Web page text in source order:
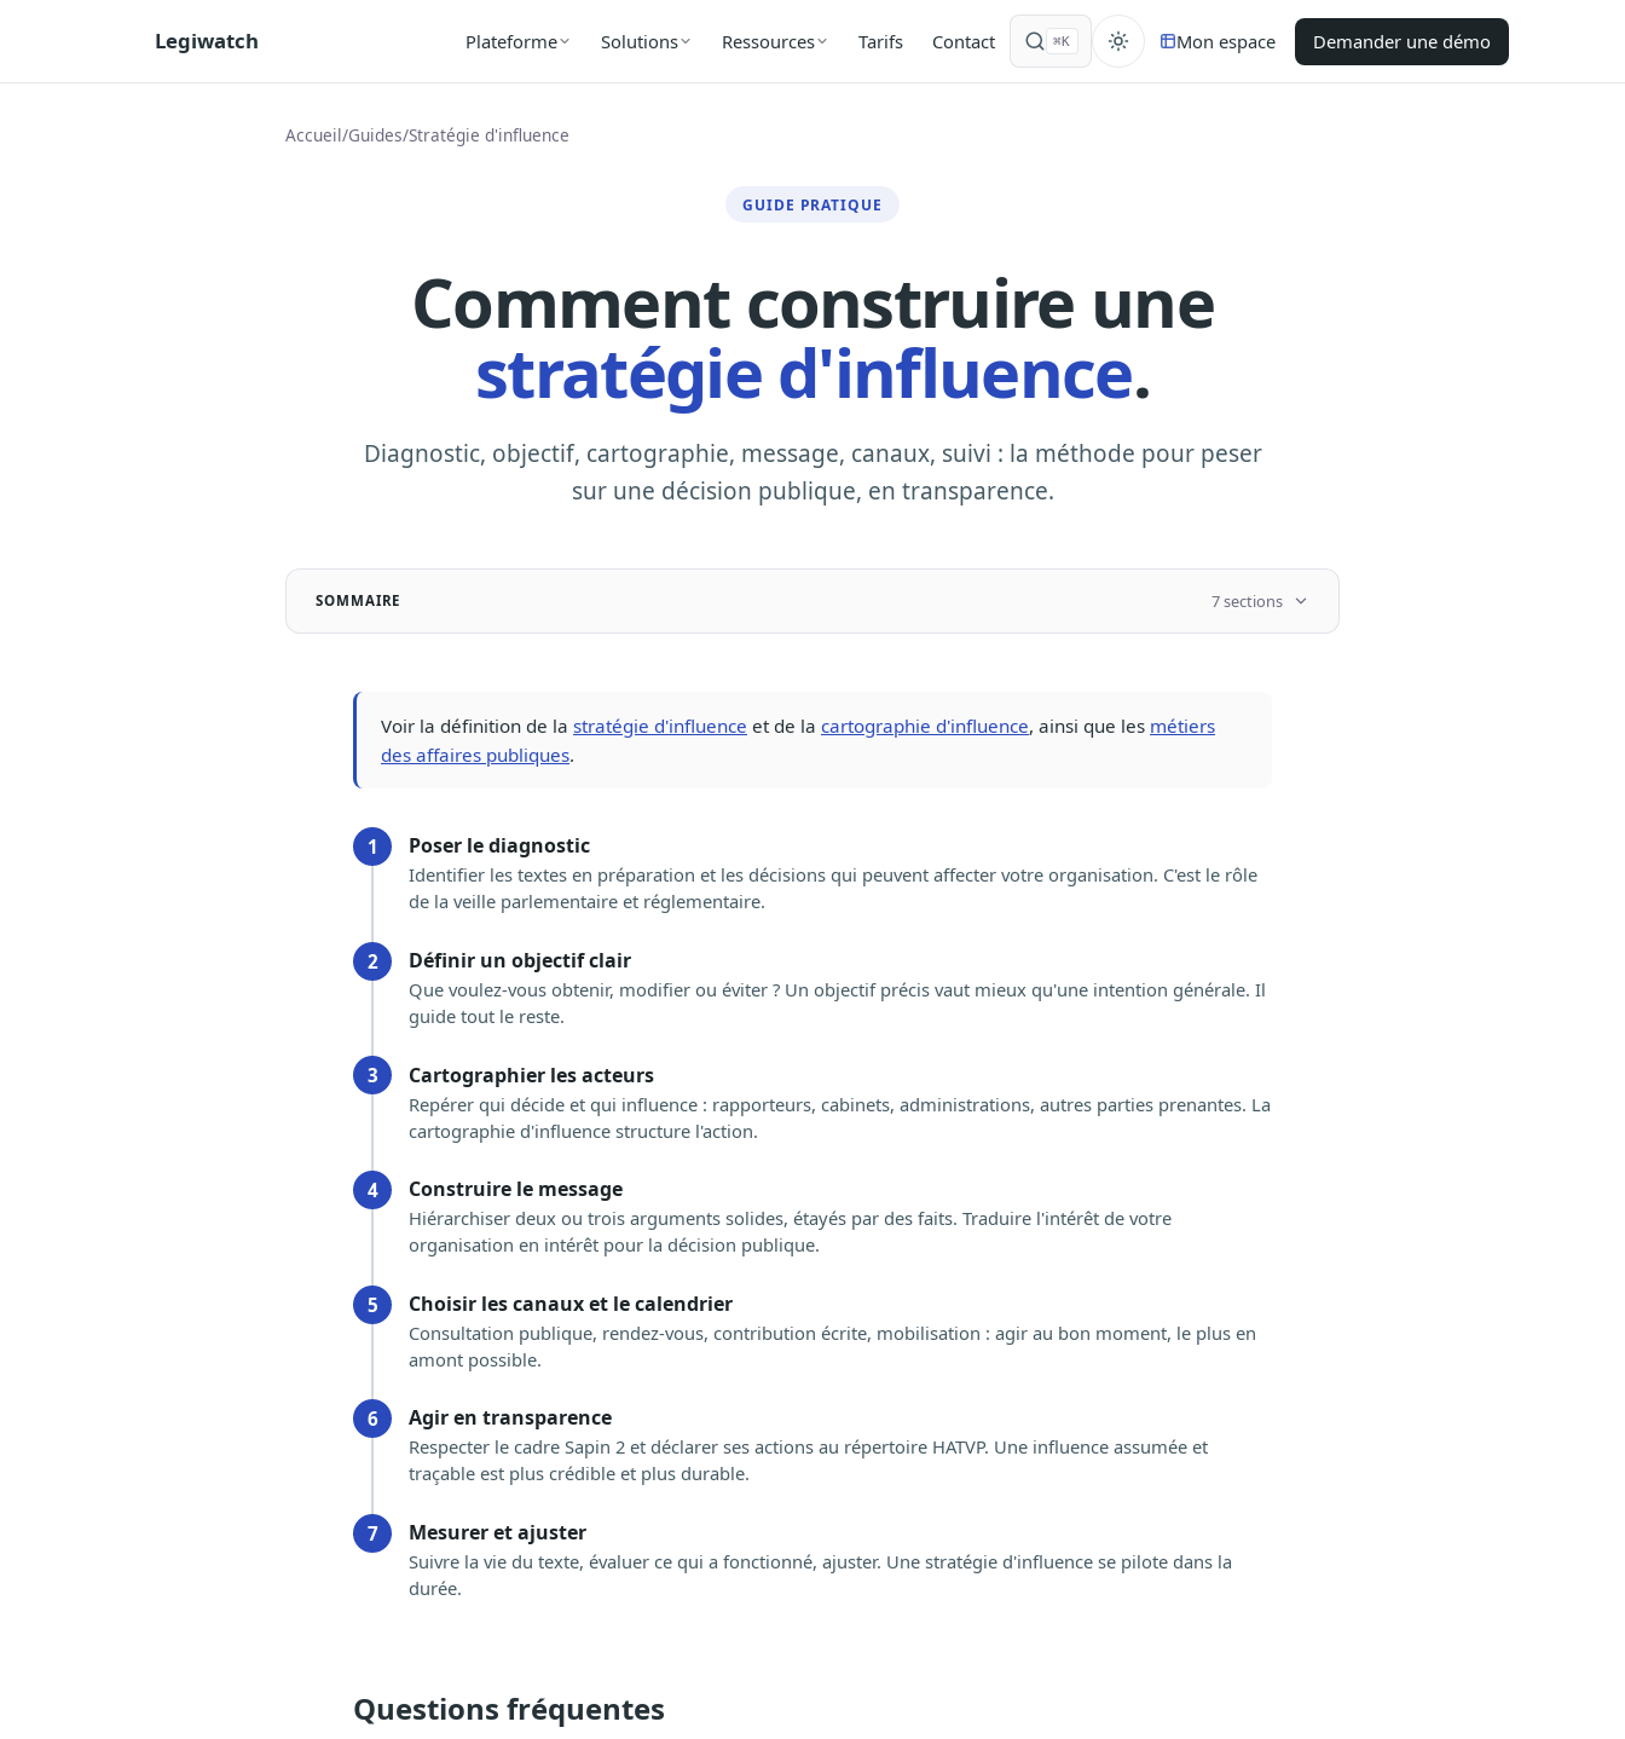
Legiwatch Plateforme Solutions Ressources Tarifs Contact ⌘K Mon espace Demander une démo
Accueil/Guides/Stratégie d'influence
GUIDE PRATIQUE
Comment construire une
stratégie d'influence.
Diagnostic, objectif, cartographie, message, canaux, suivi : la méthode pour peser
sur une décision publique, en transparence.
SOMMAIRE 7 sections
Voir la définition de la stratégie d'influence et de la cartographie d'influence, ainsi que les métiers
des affaires publiques.
1 Poser le diagnostic
Identifier les textes en préparation et les décisions qui peuvent affecter votre organisation. C'est le rôle
de la veille parlementaire et réglementaire.
2 Définir un objectif clair
Que voulez-vous obtenir, modifier ou éviter ? Un objectif précis vaut mieux qu'une intention générale. Il
guide tout le reste.
3 Cartographier les acteurs
Repérer qui décide et qui influence : rapporteurs, cabinets, administrations, autres parties prenantes. La
cartographie d'influence structure l'action.
4 Construire le message
Hiérarchiser deux ou trois arguments solides, étayés par des faits. Traduire l'intérêt de votre
organisation en intérêt pour la décision publique.
5 Choisir les canaux et le calendrier
Consultation publique, rendez-vous, contribution écrite, mobilisation : agir au bon moment, le plus en
amont possible.
6 Agir en transparence
Respecter le cadre Sapin 2 et déclarer ses actions au répertoire HATVP. Une influence assumée et
traçable est plus crédible et plus durable.
7 Mesurer et ajuster
Suivre la vie du texte, évaluer ce qui a fonctionné, ajuster. Une stratégie d'influence se pilote dans la
durée.
Questions fréquentes